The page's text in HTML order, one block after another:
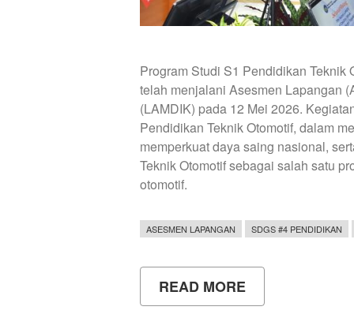
Program Studi S1 Pendidikan Teknik
telah menjalani Asesmen Lapangan
(LAMDIK) pada 12 Mei 2026.
Pendidikan Teknik Otomotif, dalam
memperkuat daya saing nasional,
Teknik Otomotif sebagai salah satu
otomotif.
ASESMEN LAPANGAN SDGS #4 PENDIDIKAN
READ MORE
WUJUDKAN